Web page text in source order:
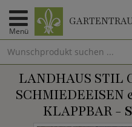
Menü
LANDHAUS STIL
SCHMIEDEEISEN
KLAPPBAR -